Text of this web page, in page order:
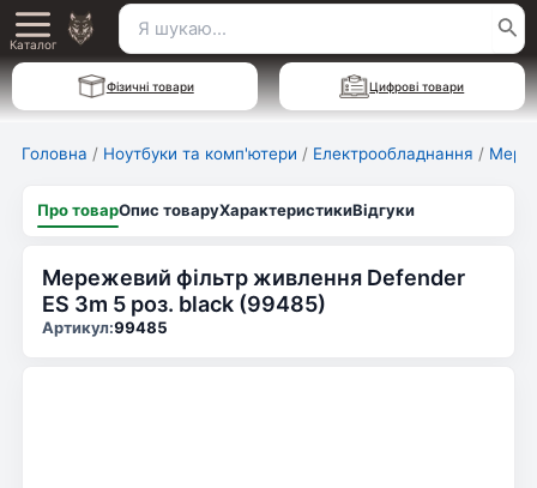
Перейти
до
вмісту
Main
Menu
Каталог
Пошук
для:
Фізичні товари Цифрові товари
Головна / Ноутбуки та комп'ютери / Електрообладнання /
Про товарОпис товаруХарактеристикиВідгуки
Мережевий фільтр живлення Defender
ES 3m 5 роз. black (99485)
Артикул:99485